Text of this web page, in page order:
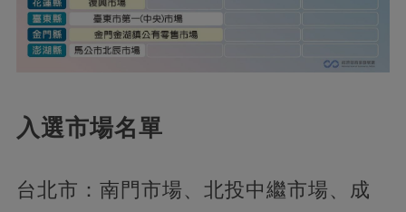
入選市場名單
台北市：南門市場、北投中繼市場、成